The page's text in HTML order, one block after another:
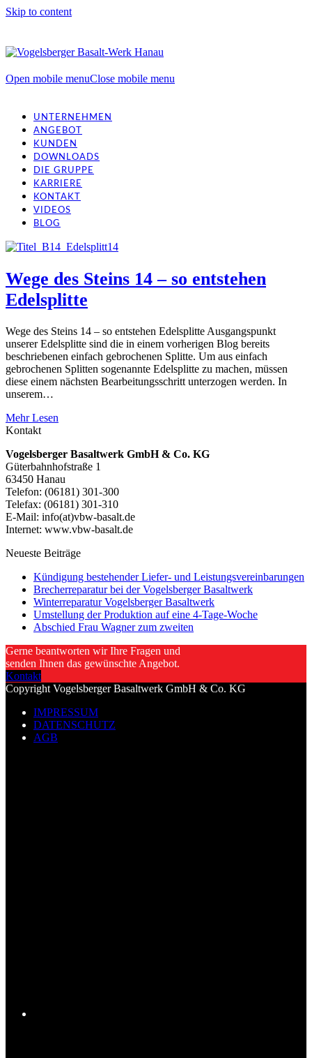
Skip to content
Open mobile menuClose mobile menu
UNTERNEHMEN
ANGEBOT
KUNDEN
DOWNLOADS
DIE GRUPPE
KARRIERE
KONTAKT
VIDEOS
BLOG
Wege des Steins 14 – so entstehen
Edelsplitte
Wege des Steins 14 – so entstehen Edelsplitte Ausgangspunkt
unserer Edelsplitte sind die in einem vorherigen Blog bereits
beschriebenen einfach gebrochenen Splitte. Um aus einfach
gebrochenen Splitten sogenannte Edelsplitte zu machen, müssen
diese einem nächsten Bearbeitungsschritt unterzogen werden. In
unserem…
Mehr Lesen
Kontakt
Vogelsberger Basaltwerk GmbH & Co. KG
Güterbahnhofstraße 1
63450 Hanau
Telefon: (06181) 301-300
Telefax: (06181) 301-310
E-Mail: info(at)vbw-basalt.de
Internet: www.vbw-basalt.de
Neueste Beiträge
Kündigung bestehender Liefer- und Leistungsvereinbarungen
Brecherreparatur bei der Vogelsberger Basaltwerk
Winterreparatur Vogelsberger Basaltwerk
Umstellung der Produktion auf eine 4-Tage-Woche
Abschied Frau Wagner zum zweiten
Gerne beantworten wir Ihre Fragen und
senden Ihnen das gewünschte Angebot.
Kontakt
Copyright Vogelsberger Basaltwerk GmbH & Co. KG
IMPRESSUM
DATENSCHUTZ
AGB